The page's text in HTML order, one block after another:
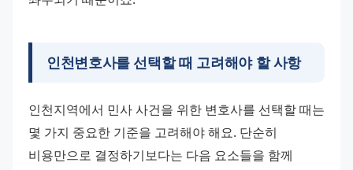
인천변호사를 선택할 때 고려해야 할 사항
인천지역에서 민사 사건을 위한 변호사를 선택할 때는
몇 가지 중요한 기준을 고려해야 해요. 단순히
비용만으로 결정하기보다는 다음 요소들을 함께